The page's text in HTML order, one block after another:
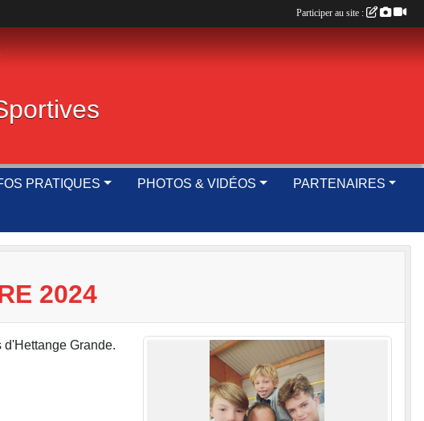
PRATIQUES PHOTOS & VIDÉOS PARTENAIRES
2024
Grande.
Participer au site :